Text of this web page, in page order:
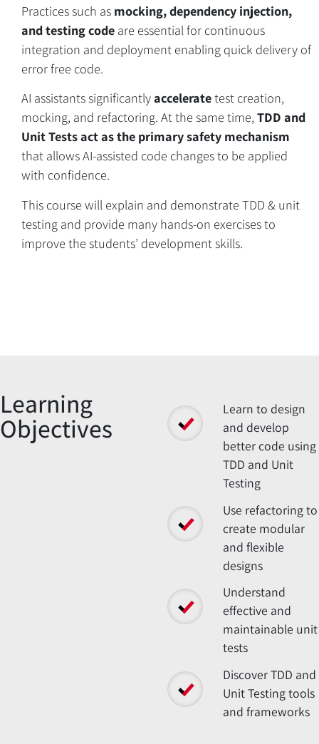
Course Description
Practices such as mocking, dependency injection,
and testing code are essential for continuous
integration and deployment enabling quick delivery of
error free code.
AI assistants significantlyacceleratetest creation,
mocking, and refactoring. At the same time, TDD and
Unit Tests act as the primary safety mechanism
that allows AI-assisted code changes to be applied
with confidence.
This course will explain and demonstrate TDD & unit
testing and provide many hands-on exercises to
improve the students’ development skills.